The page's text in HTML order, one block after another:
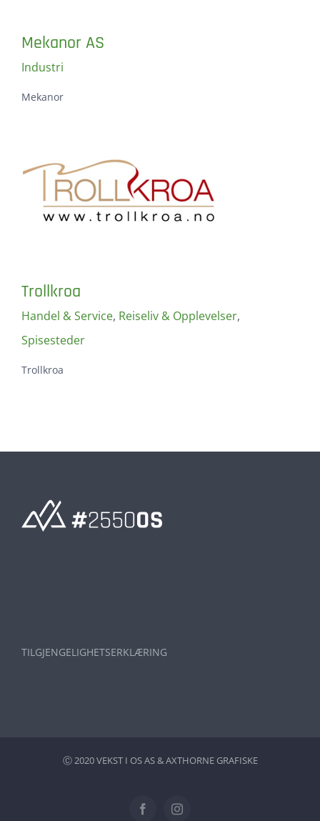
Mekanor AS
Industri
Mekanor
Trollkroa
Handel & Service, Reiseliv & Opplevelser,
Spisesteder
Trollkroa
TILGJENGELIGHETSERKLÆRING
Ⓒ 2020 VEKST I OS AS &AXTHORNE GRAFISKE
FacebookInstagram